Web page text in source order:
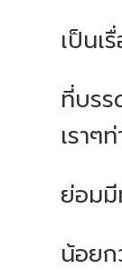
เป็นเ
ที่บรร
เราๆ
ย่อมมี
น้อย